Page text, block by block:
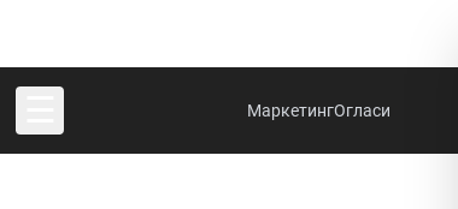
МаркетингОгласи